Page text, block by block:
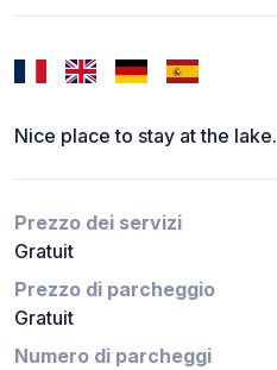
Nice place to stay at the lake.
Prezzo dei servizi
Gratuit
Prezzo di parcheggio
Gratuit
Numero di parcheggi